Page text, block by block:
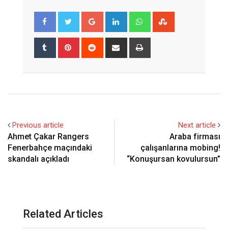
Google+ LinkedIn Whatsapp
Tumblr Pinterest Reddit
Share
Previous article
Ahmet Çakar Rangers
Fenerbahçe maçındaki
skandalı açıkladı
Next article
Araba firması
çalışanlarına mobing!
“Konuşursan kovulursun”
Related Articles